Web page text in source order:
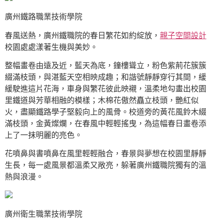
廣州鐵路職業技術學院
春風送熱，廣州鐵職院的春日繁花如約綻放， 親子空間設計
校園處處漾著生機與美妙。
整幅畫卷由遠及近，藍天為底，鐘樓聳立，粉色紫荊花簇簇
綴滿枝頭，與湛藍天空相映成趣；和諧號靜靜穿行其間，緩
緩駛進這片花海，車身與繁花彼此映襯，溫柔地勾畫出校園
里鐵道與芳華相融的模樣；木棉花傲然矗立枝頭，艷紅似
火，盡顯鐵路學子堅毅向上的風骨。校道旁的黃花風鈴木綴
滿枝頭，金黃燦爛，在春風中輕輕搖曳，為這幅春日畫卷添
上了一抹明麗的亮色。
花噴鼻與書噴鼻在風里輕輕融合，春景與夢想在校園里靜靜
生長，每一處風景都溫柔又敞亮，躲著廣州鐵職院獨有的溫
熱與浪漫。
廣州衛生職業技術學院